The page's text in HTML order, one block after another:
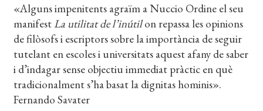
«Alguns impenitents agraïm a Nuccio Ordine el seu
manifestLa utilitat de l’inútilon repassa les opinions
de filòsofs i escriptors sobre la importància de seguir
tutelant en escoles i universitats aquest afany de saber
i d’indagar sense objectiu immediat pràctic en què
tradicionalment s’ha basat la dignitas hominis».
Fernando Savater